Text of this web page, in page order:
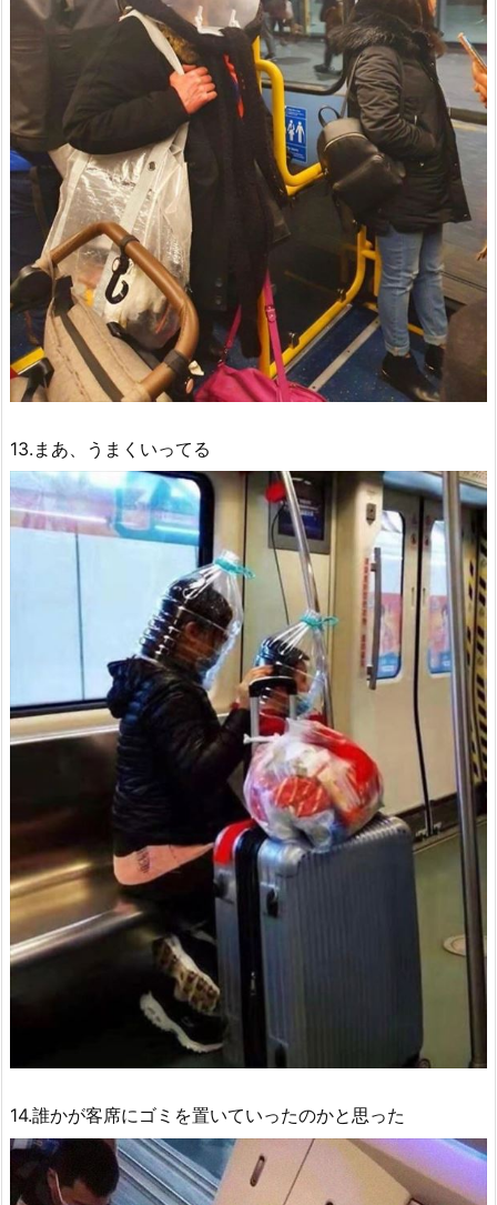
13.まあ、うまくいってる
14.誰かが客席にゴミを置いていったのかと思った